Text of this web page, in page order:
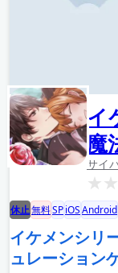
イ
魔
サイ
休止無料SPiOSAndroid
イケメンシリ
ュレーション